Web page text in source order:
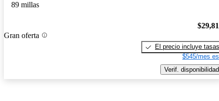
89 millas
Gran oferta
El precio incluye tasas
$545/mes
Verif. disponibilidad